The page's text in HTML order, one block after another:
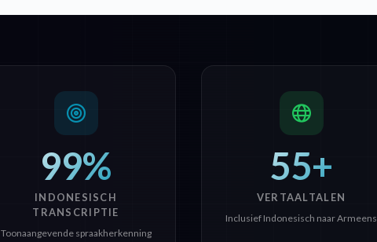
99%
INDONESISCH
TRANSCRIPTIE
Toonaangevende spraakherkenning
55+
VERTAALTALEN
Inclusief Indonesisch naar Armeens